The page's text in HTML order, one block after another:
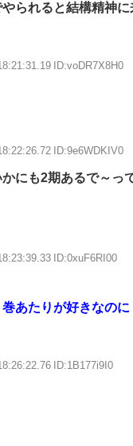
られると結構精神に
ID:voDR7X8H0
ID:9e6WDKIV0
にも2期あるで～っ
ID:0xuF6RI00
あたりが好きなのに
ID:1B177i9I0